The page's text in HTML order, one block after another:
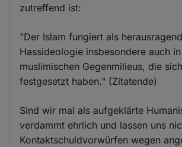
zutreffend ist:
"Der Islam fungiert als
Hassideologie insbesondere auch
muslimischen Gegenmilieus, die
festgesetzt haben." (Zitatende)
Sind wir mal als aufgeklärte
verdammt ehrlich und lassen uns
Kontaktschuldvorwürfen wegen